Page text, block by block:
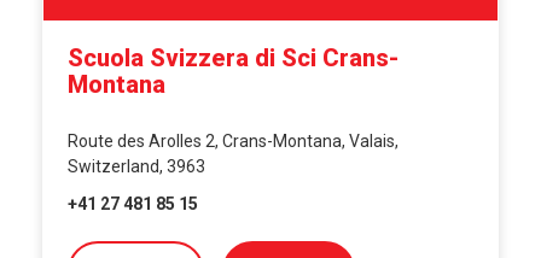
Scuola Svizzera di Sci Crans-
Montana
Route des Arolles 2, Crans-Montana, Valais,
Switzerland, 3963
+41 27 481 85 15